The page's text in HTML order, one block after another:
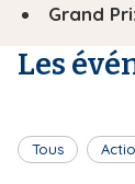
Grand
Les
Tous